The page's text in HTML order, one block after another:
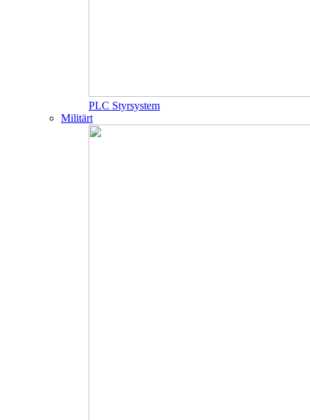
PLC Styrsystem
Militärt